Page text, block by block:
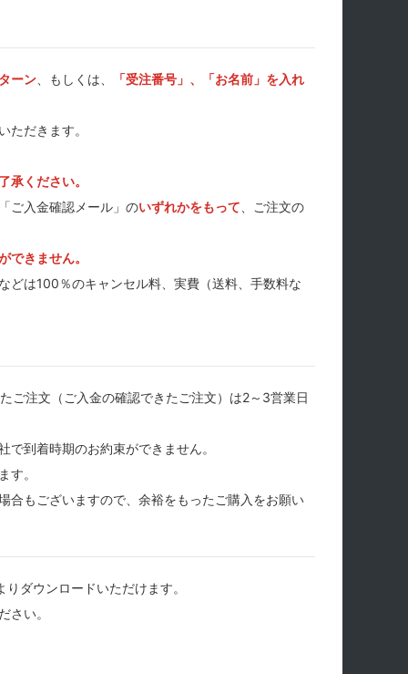
ーン 、もしくは、 「受注番号」、「お名前」を入れ
ただきます。
承ください。
ご入金確認メール」のいずれかをもって 、ご注文の
できません。
どは100％のキャンセル料、実費（送料、手数料な
ご注文（ご入金の確認できたご注文）は2～3営業日
到着時期のお約束ができません。
す。
合もございますので、余裕をもったご購入をお願い
ダウンロードいただけます。
さい。